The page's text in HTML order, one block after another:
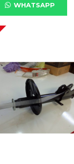
WHATSAPP